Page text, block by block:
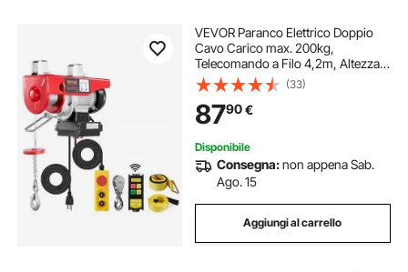
VEVOR Paranco Elettrico Doppio
Cavo Carico max. 200kg,
Telecomando a Filo 4,2m, Altezza
di Sollevamento Cavo Doppio 6 m,
Paranco Arresto di Emergenza,
Sollevatore per Garage, Magazzino,
Fabbrica
(33)
8790€
Disponibile
Consegna:non appena Sab.
Ago. 15
Aggiungi al carrello